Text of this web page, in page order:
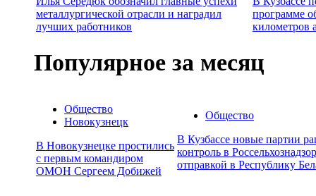
металлургической отрасли и наградил
лучших работников
программе
километров
Популярное за месяц
Общество
Новокузнецк
В Новокузнецке простились
с первым командиром
ОМОН Сергеем Добижей
Общество
В Кузбассе новые партии
контроль в
отправкой в Республику